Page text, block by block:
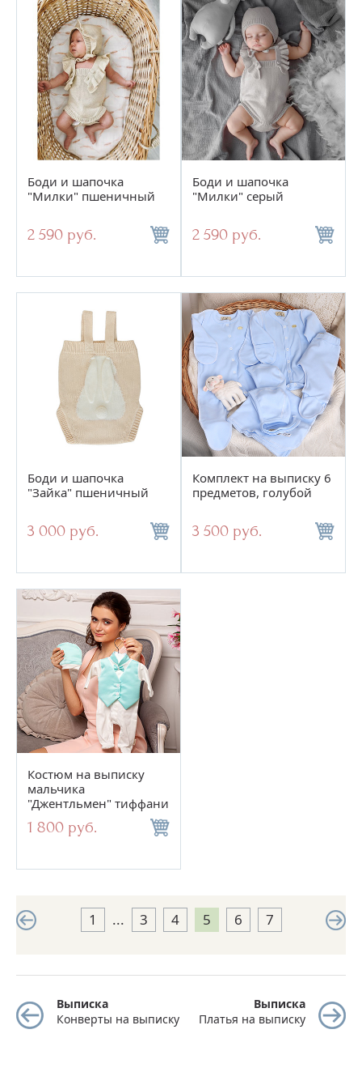
Боди и шапочка
"Милки" пшеничный
2 590 руб.
Боди и шапочка
"Милки" серый
2 590 руб.
Боди и шапочка
"Зайка" пшеничный
3 000 руб.
Комплект на выписку 6
предметов, голубой
3 500 руб.
Костюм на выписку
мальчика
"Джентльмен" тиффани
1 800 руб.
1 ... 3 4 5 6 7
Выписка
Конверты на выписку
Выписка
Платья на выписку